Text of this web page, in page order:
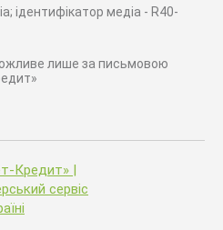
ідентифікатор медіа - R40-
лише за письмовою